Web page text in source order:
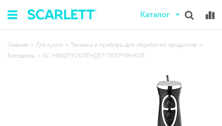
Каталог
Главная Для кухни
Техника и приборы для обработки продуктов
Блендеры
SC-HB42F90 БЛЕНДЕР ПОГРУЖНОЙ